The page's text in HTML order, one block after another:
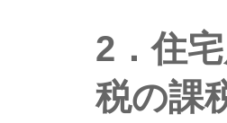
2．住
税の課